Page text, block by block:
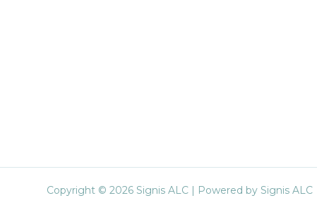
Copyright © 2026 Signis ALC | Powered by Signis ALC